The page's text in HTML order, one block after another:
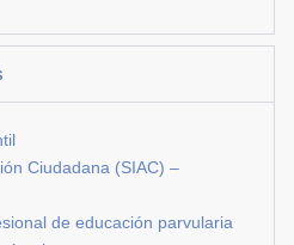
Ciudadana (SIAC) –
de educación parvularia